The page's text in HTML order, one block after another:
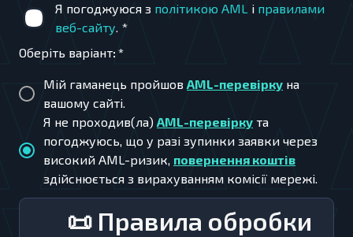
📜 Правила обробки
Я погоджуюся з політикою AML і правилами
веб-сайту. *
Оберіть варіант: *
Мій гаманець пройшов AML-перевірку на
вашому сайті.
Я не проходив(ла) AML-перевірку та
погоджуюсь, що у разі зупинки заявки через
високий AML-ризик, повернення коштів
здійснюється з вирахуванням комісії мережі.